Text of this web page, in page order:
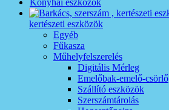
Konyhai eszközök
kertészeti eszközök
Egyéb
Fűkasza
Műhelyfelszerelés
Digitális Mérleg
Emelőbak-emelő-csörlő
Szállító eszközök
Szerszámtárolás